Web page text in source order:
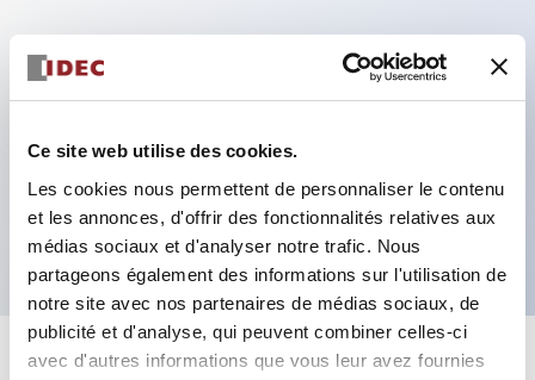
Ce site web utilise des cookies.
Les cookies nous permettent de personnaliser le contenu
et les annonces, d'offrir des fonctionnalités relatives aux
médias sociaux et d'analyser notre trafic. Nous
partageons également des informations sur l'utilisation de
notre site avec nos partenaires de médias sociaux, de
publicité et d'analyse, qui peuvent combiner celles-ci
avec d'autres informations que vous leur avez fournies
Caractéristiques clés
Le commutateur sélecteur avec clé adopte une
structure à goupille à cylindre haute sécurité
La structure de protection est IP65 (IEC60529)